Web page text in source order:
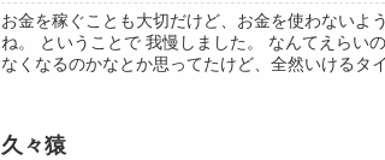
お金を稼ぐことも大切だけど、お金を使わないよ
ね。 ということで 我慢しました。 なんてえらい
なくなるのかなとか思ってたけど、全然いけるタ
久々猿